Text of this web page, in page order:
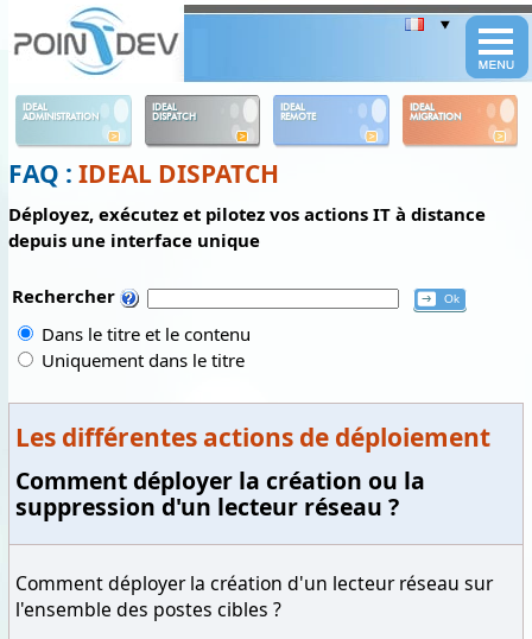
IDEAL
ADMINISTRATION
IDEAL
DISPATCH
IDEAL
REMOTE
IDEAL
MIGRATION
FAQ : IDEAL DISPATCH
Déployez, exécutez et pilotez vos actions IT à distance
depuis une interface unique
Rechercher
Dans le titre et le contenu
Uniquement dans le titre
Les différentes actions de déploiement
Comment déployer la création ou la
suppression d'un lecteur réseau ?
Comment déployer la création d'un lecteur réseau sur
l'ensemble des postes cibles ?
Panneau de gestion des cookies